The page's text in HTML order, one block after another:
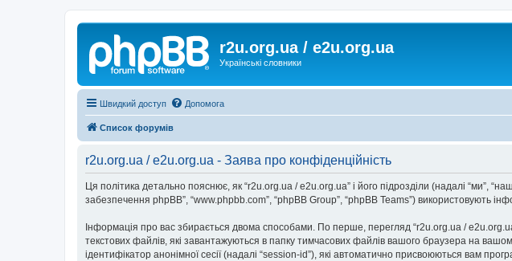
r2u.org.ua / e2u.org.ua
Українські словники
Швидкий доступ Допомога
Список форумів
r2u.org.ua / e2u.org.ua - Заява про конфіденційність
Ця політика детально пояснює, як “r2u.org.ua / e2u.org.ua” і його підрозділи (надалі “ми”,
забезпечення phpBB”, “www.phpbb.com”, “phpBB Group”, “phpBB Teams”) використовують
Інформація про вас збирається двома способами. По перше, перегляд “r2u.org.ua /
текстових файлів, які завантажуються в папку тимчасових файлів вашого браузера на
ідентифікатор анонімної сесії (надалі “session-id”), які автоматично присвоюються вам